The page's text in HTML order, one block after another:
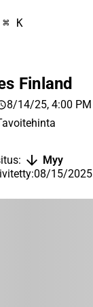
⌘ K
Finland
8/14/25, 4:00 PM
:
Myy
:08/15/2025